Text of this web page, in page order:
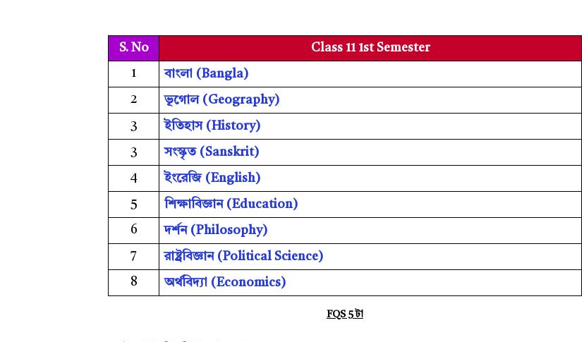
S. No Class 11 1st Semester
1 বাংলা (Bangla)
2 ভূগোল (Geography)
3 ইতিহাস (History)
3 সংস্কৃত (Sanskrit)
4 ইংরেজি (English)
5 শিক্ষাবিজ্ঞান (Education)
6 দর্শন (Philosophy)
7 রাষ্ট্রবিজ্ঞান (Political Science)
8 অর্থবিদ্য়া (Economics)
FQS 5 টা